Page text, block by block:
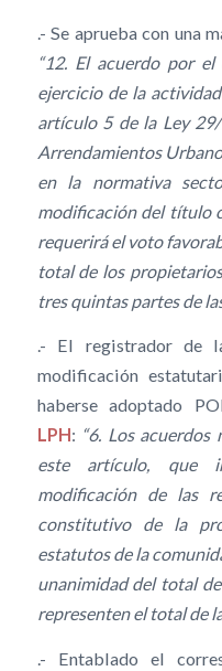
.- Se aprueba con una
“12. El acuerdo por
ejercicio de la
artículo 5 de la Ley
Arrendamientos
en la normativa
modificación del título
requerirá el voto
total de los
tres quintas partes de
.- El registrador de
modificación
haberse adoptado
LPH: “6. Los acuerdos
este artículo, que
modificación de las
constitutivo de la
estatutos de la
unanimidad del total
representen el total de
.- Entablado el